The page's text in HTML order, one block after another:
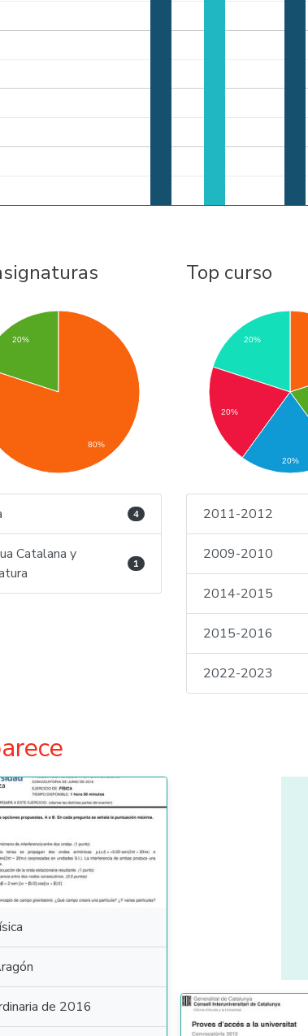
20%
80%
4
Catalana y
1
Top curso
20%
20%
20%
2011-2012
2009-2010
2014-2015
2015-2016
2022-2023
de 2016